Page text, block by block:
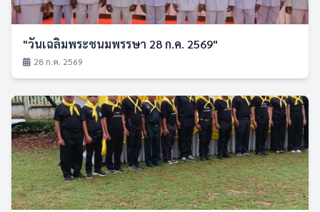
"วันเฉลิมพระชนมพรรษา 28 ก.ค. 2569"
28 ก.ค. 2569